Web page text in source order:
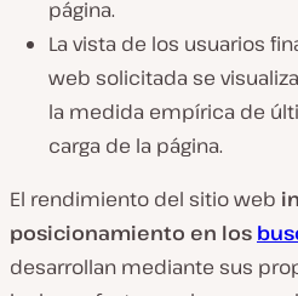
página.
La vista de los usuarios
web solicitada se
la medida empírica de
carga de la página.
El rendimiento del sitio web
posicionamiento en los
desarrollan mediante sus